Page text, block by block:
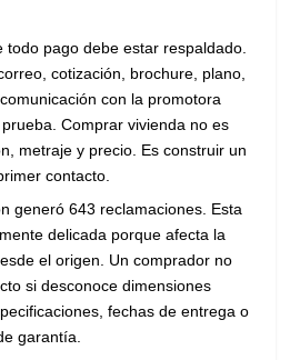
todo pago debe estar respaldado.
cotización, brochure, plano,
con la promotora
Comprar vivienda no es
metraje y precio. Es construir un
contacto.
generó 643 reclamaciones. Esta
delicada porque afecta la
el origen. Un comprador no
si desconoce dimensiones
fechas de entrega o
garantía.